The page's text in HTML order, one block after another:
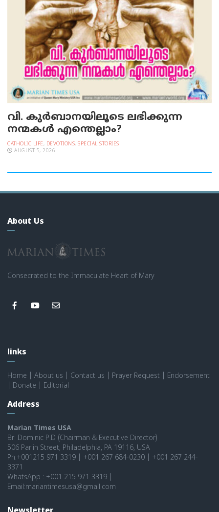
വി. കുര്‍ബാനയിലൂടെ ലഭിക്കുന്ന
നന്മകള്‍ എന്തെല്ലാം?
CATHOLIC LIFE, DEVOTIONS, SPECIAL STORIES
AUGUST 5, 2026
About Us
Consecrated to the Immaculate Heart of Mary
links
Home About us Contact us Prayer Request
Endorsement
Donate Editorial
Address
Marian Times USA
Br. Dominic P.D (Chairman & Executive Director)
506 Parlin Street, Philadelphia, PA 19116, USA
Ph:+001215 971 3319 | +001 267 684-0230 | +001 267 244-
3371
WhatsApp : +001 215 971 3319 |
Email:mariantimesusa@gmail.com